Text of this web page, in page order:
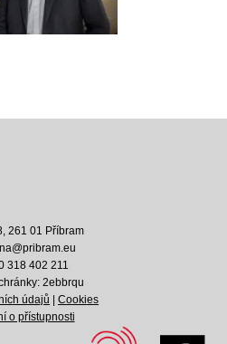
261 01 Příbram
318 402 211
2ebbrqu
údajů |Cookies
o přístupnosti